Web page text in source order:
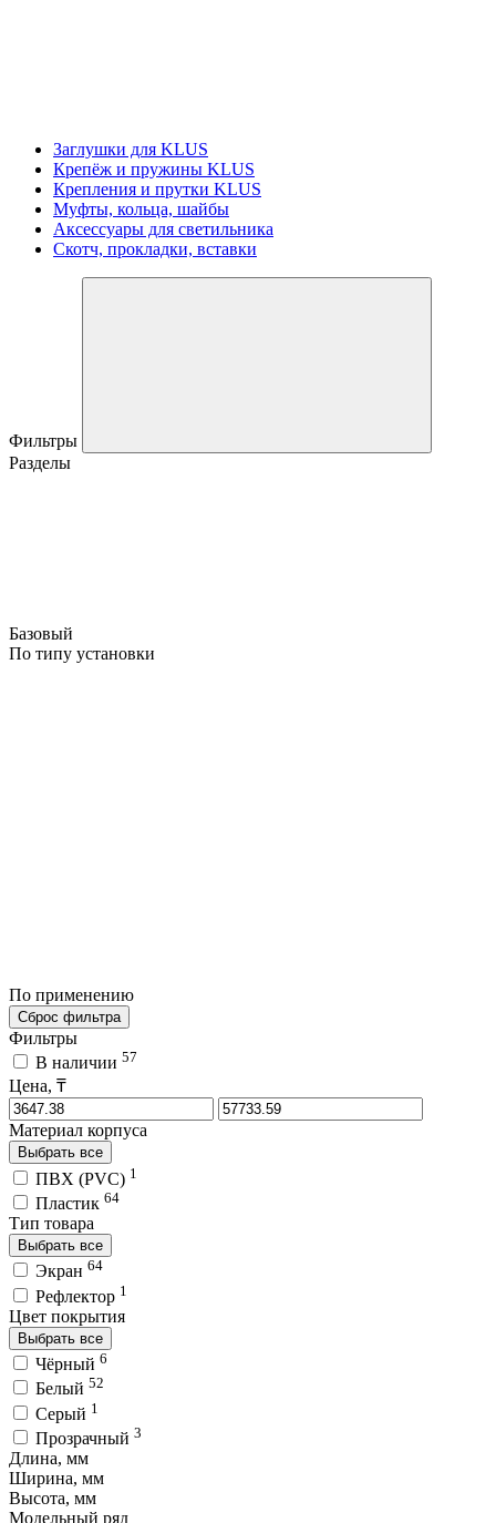
Заглушки для KLUS
Крепёж и пружины KLUS
Крепления и прутки KLUS
Муфты, кольца, шайбы
Аксессуары для светильника
Скотч, прокладки, вставки
Фильтры
Разделы
Базовый
По типу установки
По применению
Сброс фильтра
Фильтры
В наличии 57
Цена, ₸
Материал корпуса
Выбрать все
ПВХ (PVC) 1
Пластик 64
Тип товара
Выбрать все
Экран 64
Рефлектор 1
Цвет покрытия
Выбрать все
Чёрный 6
Белый 52
Серый 1
Прозрачный 3
Длина, мм
Ширина, мм
Высота, мм
Модельный ряд